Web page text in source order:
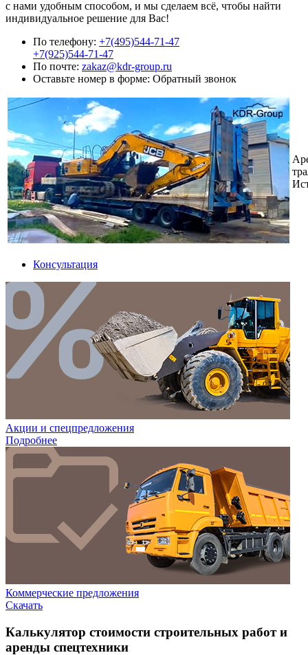
с нами удобным способом, и мы сделаем всё, чтобы найти
индивидуальное решение для Вас!
По телефону: +7(495)544-71-47
+7(925)544-71-47
По почте: zakaz@kdr-group.ru
Оставьте номер в форме: Обратный звонок
Консультация
Акции и спецпредложения
Подробнее
Коммерческие предложения
Скачать
Калькулятор стоимости строительных работ и
аренды спецтехники